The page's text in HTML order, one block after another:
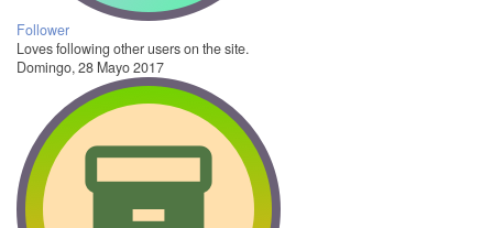
Follower
Loves following other users on the site.
Domingo, 28 Mayo 2017